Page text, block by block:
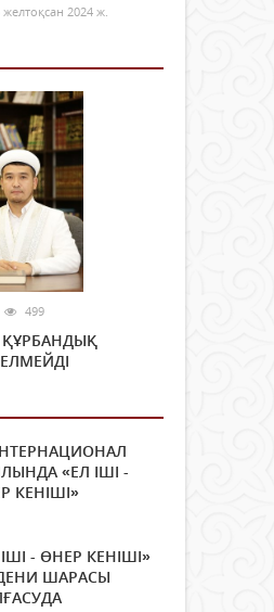
желтоқсан 2024 ж.
499
ҚҰРБАНДЫҚ
«ЕЛ ІШІ -
КЕНІШІ»
- ӨНЕР КЕНІШІ»
ШАРАСЫ